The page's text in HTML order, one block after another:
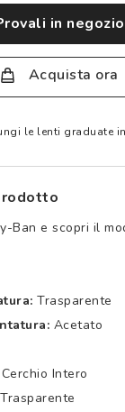
provali in negozio
Acquista ora
le lenti graduate
Ban e scopri il
Trasparente
Acetato
Cerchio Intero
Trasparente